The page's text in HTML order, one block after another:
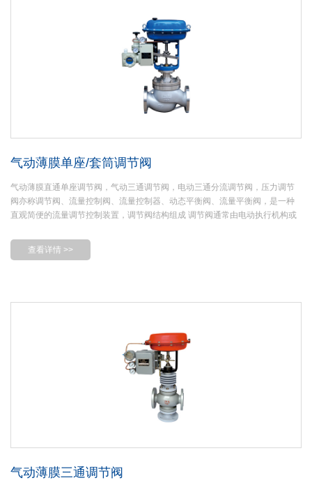
气动薄膜单座/套筒调节阀
气动薄膜直通单座调节阀，气动三通调节阀，电动三通分流调节阀，压力调节
阀亦称调节阀、流量控制阀、流量控制器、动态平衡阀、流量平衡阀，是一种
直观简便的流量调节控制装置，调节阀结构组成 调节阀通常由电动执行机构或
合，套筒上开有多个节流窗口， 窗口的形状决定了调节阀的流量特性， 窗口的
面积大小影响调节阀的流量系数Cv 。阀座采用自对中无螺纹卡入式结构， 阀座
查看详情 >>
气动薄膜三通调节阀